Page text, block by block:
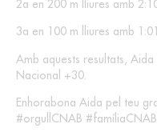
2a en 200 m lliures amb
3a en 100 m lliures amb
Amb aquests resultats,
Nacional +30.
Enhorabona Aida pel teu
#orgullCNAB #famíliaCNAB